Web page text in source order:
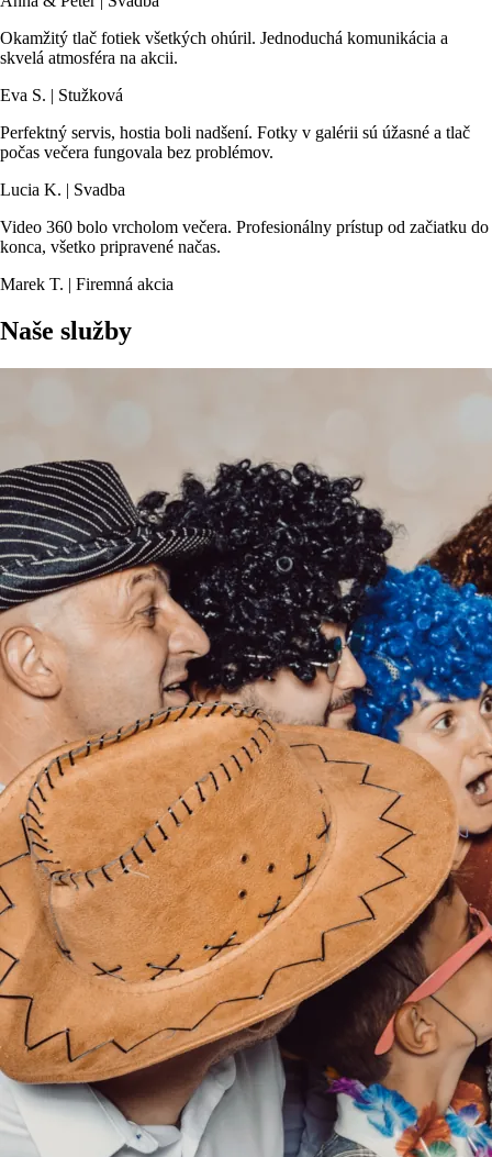
Okamžitý tlač fotiek všetkých ohúril. Jednoduchá komunikácia a
skvelá atmosféra na akcii.
Eva S. | Stužková
Perfektný servis, hostia boli nadšení. Fotky v galérii sú úžasné a tlač
počas večera fungovala bez problémov.
Lucia K. | Svadba
Video 360 bolo vrcholom večera. Profesionálny prístup od začiatku do
konca, všetko pripravené načas.
Marek T. | Firemná akcia
Naše služby